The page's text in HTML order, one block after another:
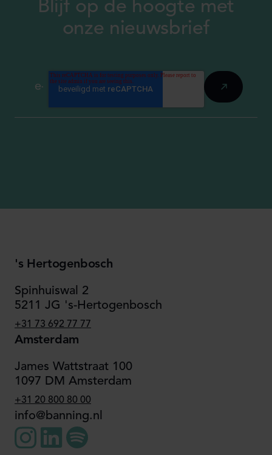
Blijf op de hoogte met
onze nieuwsbrief
's Hertogenbosch
Spinhuiswal 2
5211 JG 's-Hertogenbosch
+31 73 692 77 77
Amsterdam
James Wattstraat 100
1097 DM Amsterdam
+31 20 800 80 00
info@banning.nl